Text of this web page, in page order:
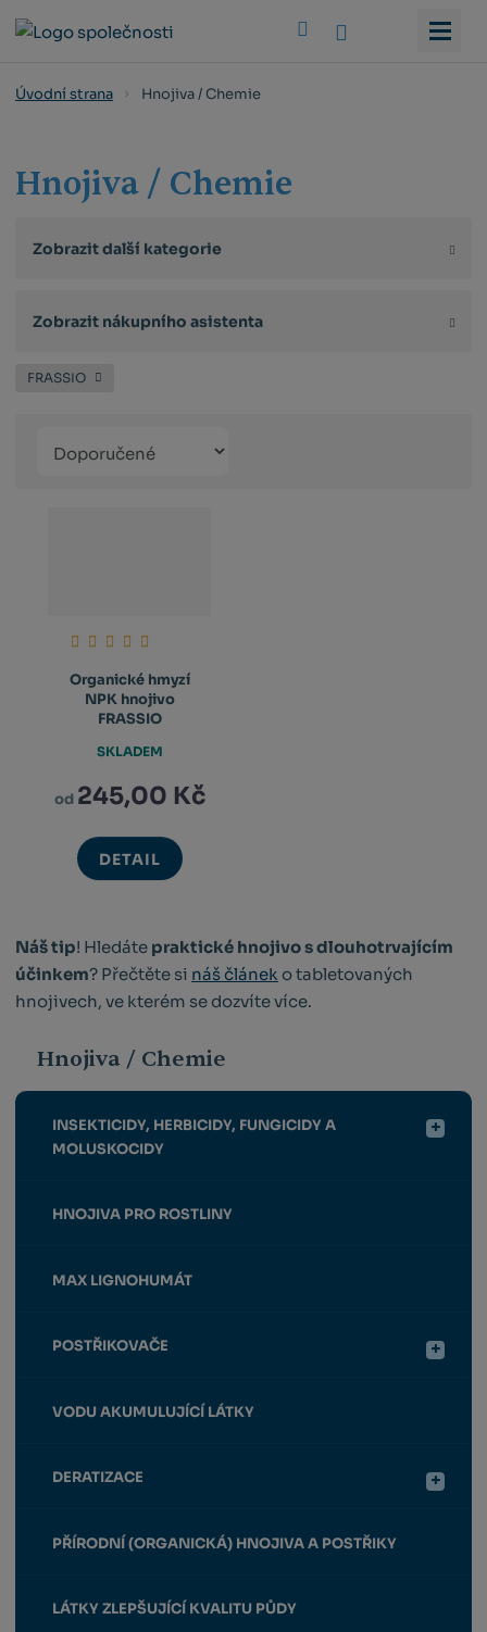
Úvodní strana Hnojiva / Chemie
Hnojiva / Chemie
Zobrazit další kategorie
Zobrazit nákupního asistenta
FRASSIO
produktů
Organické hmyzí
NPK hnojivo
FRASSIO
od 245,00 Kč
DETAIL
SKLADEM
Náš tip! Hledáte praktické hnojivo s dlouhotrvajícím
účinkem? Přečtěte si náš článek o tabletovaných
hnojivech, ve kterém se dozvíte více.
Hnojiva / Chemie
INSEKTICIDY, HERBICIDY, FUNGICIDY A
MOLUSKOCIDY
HNOJIVA PRO ROSTLINY
MAX LIGNOHUMÁT
POSTŘIKOVAČE
VODU AKUMULUJÍCÍ LÁTKY
DERATIZACE
PŘÍRODNÍ (ORGANICKÁ) HNOJIVA A POSTŘIKY
LÁTKY ZLEPŠUJÍCÍ KVALITU PŮDY